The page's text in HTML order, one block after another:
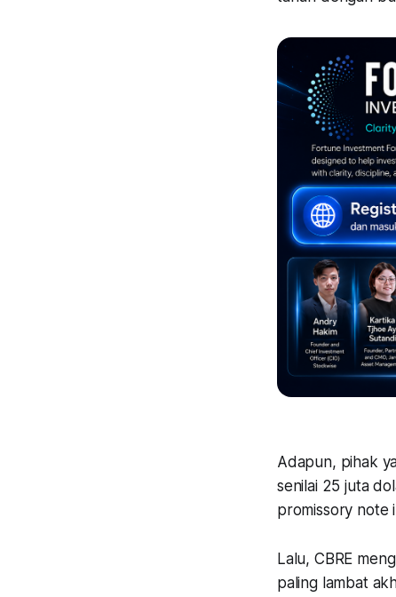
Adapun, pihak
senilai 25 juta
promissory note
Lalu, CBRE
paling lambat